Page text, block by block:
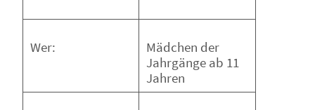
Wer:
Mädchen der
Jahrgänge ab 11
Jahren